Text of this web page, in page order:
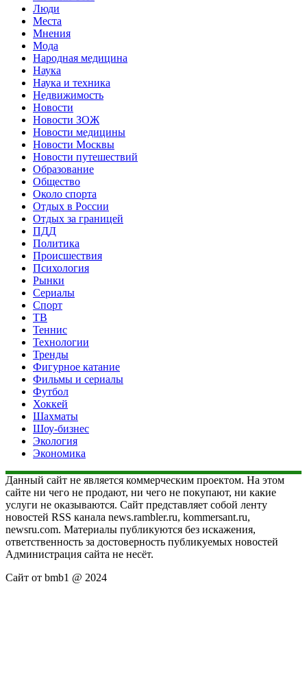
Люди
Места
Мнения
Мода
Народная медицина
Наука
Наука и техника
Недвижимость
Новости
Новости ЗОЖ
Новости медицины
Новости Москвы
Новости путешествий
Образование
Общество
Около спорта
Отдых в России
Отдых за границей
ПДД
Политика
Происшествия
Психология
Рынки
Сериалы
Спорт
ТВ
Теннис
Технологии
Тренды
Фигурное катание
Фильмы и сериалы
Футбол
Хоккей
Шахматы
Шоу-бизнес
Экология
Экономика
Данный сайт не является коммерческим проектом. На этом
сайте ни чего не продают, ни чего не покупают, ни какие
услуги не оказываются. Сайт представляет собой ленту
новостей RSS канала news.rambler.ru, kommersant.ru,
newsru.com. Материалы публикуются без искажения,
ответственность за достоверность публикуемых новостей
Администрация сайта не несёт.
Сайт от bmb1 @ 2024